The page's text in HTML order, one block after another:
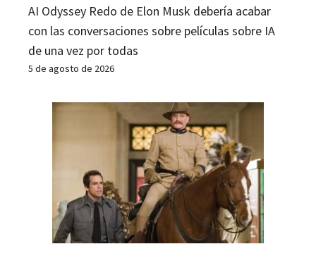
AI Odyssey Redo de Elon Musk debería acabar
con las conversaciones sobre películas sobre IA
de una vez por todas
5 de agosto de 2026